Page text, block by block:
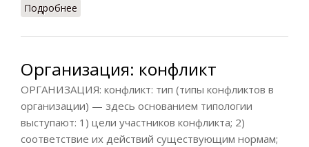
Подробнее
Организация: конфликт
ОРГАНИЗАЦИЯ: конфликт: тип (типы конфликтов в
организации) — здесь основанием типологии
выступают: 1) цели участников конфликта; 2)
соответствие их действий существующим нормам;